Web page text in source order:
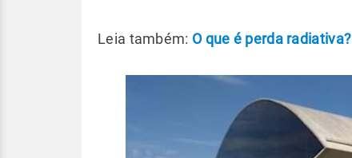
Leia também: O que é perda radiativa?